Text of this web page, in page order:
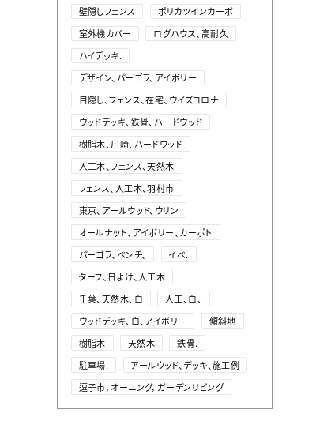
壁隠しフェンス
ポリカツインカーボ
室外機カバー
ログハウス、高耐久
ハイデッキ.
デザイン、パーゴラ、アイボリー
目隠し、フェンス、在宅、ウイズコロナ
ウッドデッキ、鉄骨、ハードウッド
樹脂木、川崎、ハードウッド
人工木、フェンス、天然木
フェンス、人工木、羽村市
東京、アールウッド、ウリン
オールナット、アイボリー、カーポト
パーゴラ、ベンチ、
イぺ.
ターフ、日よけ、人工木
千葉、天然木、白
人工、白、
ウッドデッキ、白、アイボリー
傾斜地
樹脂木
天然木
鉄骨.
駐車場.
アールウッド、デッキ、施工例
逗子市，オーニング，ガーデンリビング